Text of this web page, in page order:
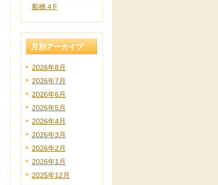
船橋４F
月別アーカイブ
2026年8月
2026年7月
2026年6月
2026年5月
2026年4月
2026年3月
2026年2月
2026年1月
2025年12月